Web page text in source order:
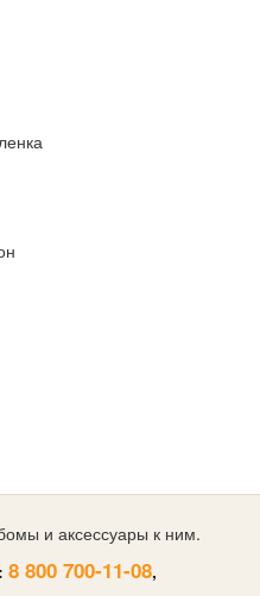
и аксессуары к ним.
8 800 700-11-08,